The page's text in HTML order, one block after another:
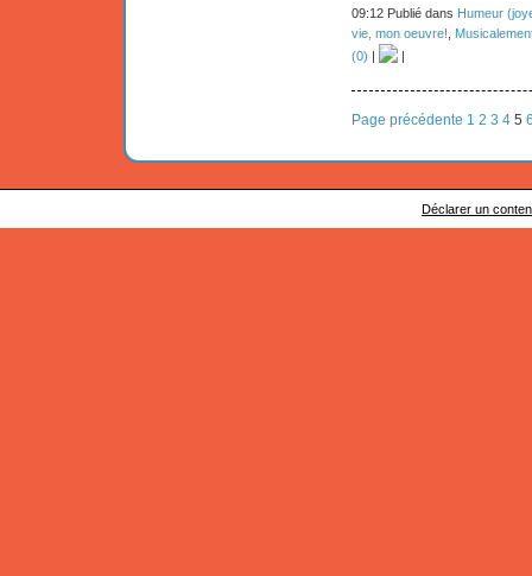
09:12 Publié dans Humeur
vie, mon oeuvre!
(0) | |
Page précédente 1 2 3 4 5
Déclarer un